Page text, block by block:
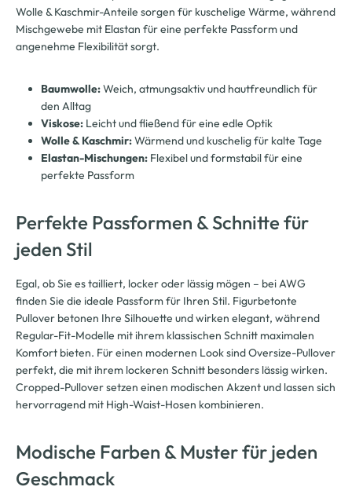
Wolle & Kaschmir-Anteile sorgen für kuschelige Wärme, während
Mischgewebe mit Elastan für eine perfekte Passform und
angenehme Flexibilität sorgt.
Baumwolle:Weich, atmungsaktiv und hautfreundlich für
den Alltag
Viskose: Leicht und fließend für eine edle Optik
Wolle & Kaschmir:Wärmend und kuschelig für kalte Tage
Elastan-Mischungen: Flexibel und formstabil für eine
perfekte Passform
Perfekte Passformen & Schnitte für
jeden Stil
Egal, ob Sie es tailliert, locker oder lässig mögen – bei AWG
finden Sie die ideale Passform für Ihren Stil. Figurbetonte
Pullover betonen Ihre Silhouette und wirken elegant, während
Regular-Fit-Modelle mit ihrem klassischen Schnitt maximalen
Komfort bieten. Für einen modernen Look sind Oversize-Pullover
perfekt, die mit ihrem lockeren Schnitt besonders lässig wirken.
Cropped-Pullover setzen einen modischen Akzent und lassen sich
hervorragend mit High-Waist-Hosen kombinieren.
Modische Farben & Muster für jeden
Geschmack